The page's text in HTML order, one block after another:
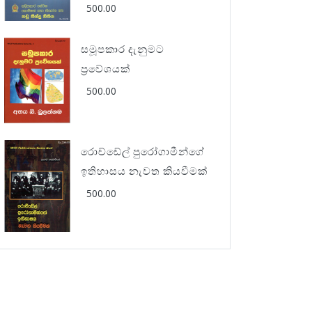
500.00
සමූපකාර දැනුමට
ප්‍රවේශයක්
500.00
රොච්ඩේල් පුරෝගාමීන්ගේ
ඉතිහාසය නැවත කියවීමක්
500.00